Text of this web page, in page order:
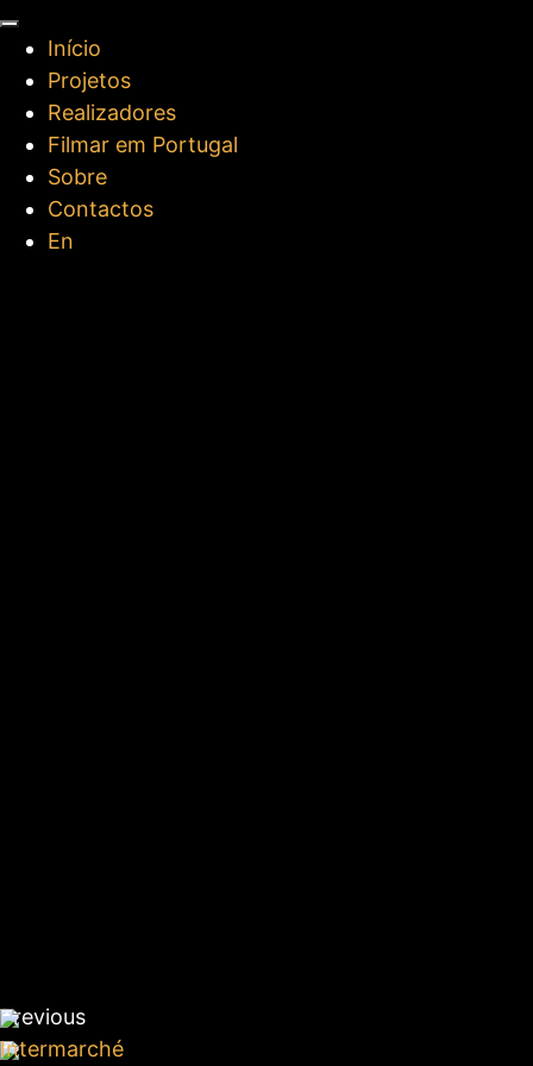
Início
Projetos
Realizadores
Filmar em Portugal
Sobre
Contactos
En
Intermarché
Previous